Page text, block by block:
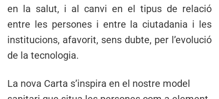
en la salut, i al canvi en el tipus de relació
entre les persones i entre la ciutadania i les
institucions, afavorit, sens dubte, per l’evolució
de la tecnologia.
La nova Carta s’inspira en el nostre model